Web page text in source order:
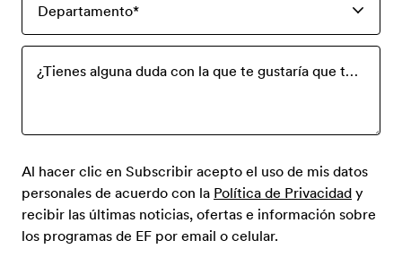
Departamento*
¿Tienes alguna duda con la que te gustaría que te ayudaramos? Por favor, escríbela aquí.
Al hacer clic en Subscribir acepto el uso de mis datos
personales de acuerdo con la Política de Privacidady
recibir las últimas noticias, ofertas e información sobre
los programas de EF por email o celular.